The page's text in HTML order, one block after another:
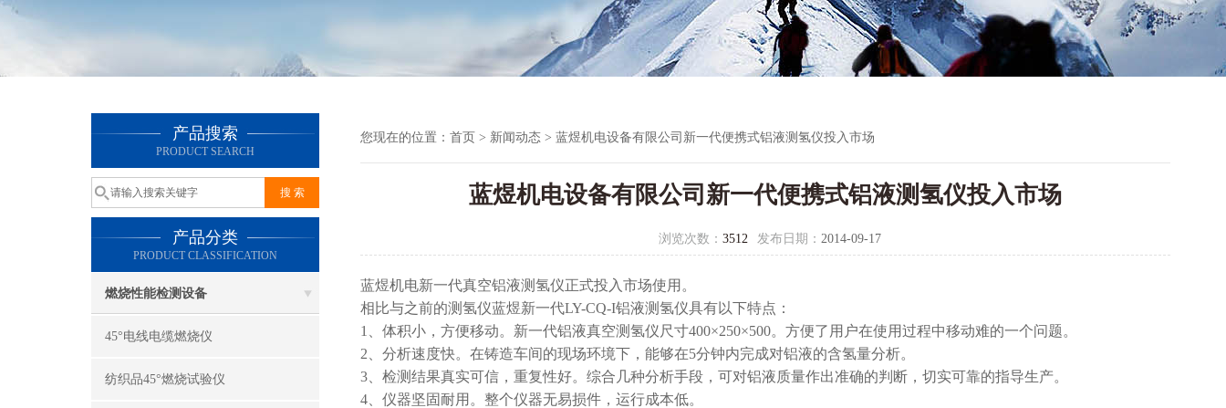
产品搜索
PRODUCT SEARCH
产品分类
PRODUCT CLASSIFICATION
燃烧性能检测设备
45°电线电缆燃烧仪
纺织品45°燃烧试验仪
您现在的位置： 首页 > 新闻动态 > 蓝煜机电设备有限公司新一代便携式铝液测氢仪投入市场
蓝煜机电设备有限公司新一代便携式铝液测氢仪投入市场
浏览次数： 3512 发布日期： 2014-09-17
蓝煜机电新一代真空铝液测氢仪正式投入市场使用。
相比与之前的测氢仪蓝煜新一代LY-CQ-I铝液测氢仪具有以下特点：
1、体积小，方便移动。新一代铝液真空测氢仪尺寸400×250×500。方便了用户在使用过程中移动难的一个问题。
2、分析速度快。在铸造车间的现场环境下，能够在5分钟内完成对铝液的含氢量分析。
3、检测结果真实可信，重复性好。综合几种分析手段，可对铝液质量作出准确的判断，切实可靠的指导生产。
4、仪器坚固耐用。整个仪器无易损件，运行成本低。